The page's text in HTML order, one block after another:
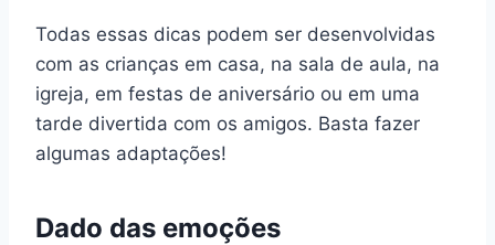
Todas essas dicas podem ser desenvolvidas
com as crianças em casa, na sala de aula, na
igreja, em festas de aniversário ou em uma
tarde divertida com os amigos. Basta fazer
algumas adaptações!
Dado das emoções